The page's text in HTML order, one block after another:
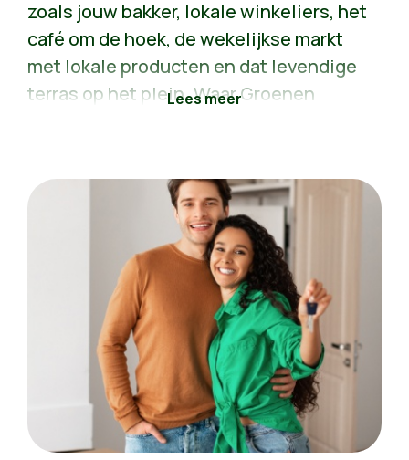
zoals jouw bakker, lokale winkeliers, het
café om de hoek, de wekelijkse markt
met lokale producten en dat levendige
terras op het plein. Waar Groenen
aan de lokale sportvoorzieningen, aan
cultuur in de buurt, en zorgen voor
dienstverlening dicht bij huis,
toegankelijk voor iedereen.